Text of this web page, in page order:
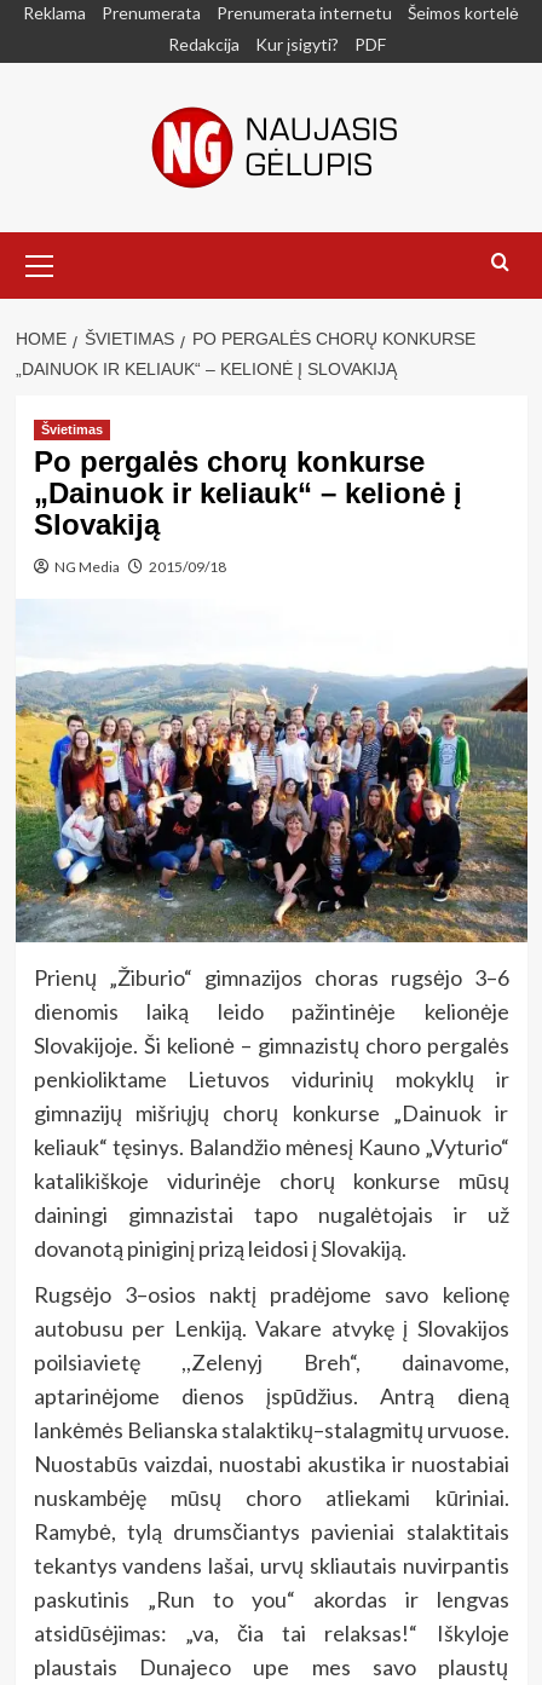
SkipReklama Prenumerata Prenumerata internetu
Šeimos kortelė
Redakcija
Kur įsigyti? PDF
Menu
HOME ŠVIETIMAS
PO PERGALĖS CHORŲ KONKURSE
„DAINUOK IR KELIAUK“ – KELIONĖ Į SLOVAKIJĄ
Švietimas
Po pergalės chorų konkurse
„Dainuok ir keliauk“ – kelionė į
Slovakiją
NG Media 2015/09/18
Prienų „Žiburio“ gimnazijos choras rugsėjo 3–6
dienomis laiką leido pažintinėje kelionėje
Slovakijoje. Ši kelionė – gimnazistų choro pergalės
penkioliktame Lietuvos vidurinių mokyklų ir
gimnazijų mišriųjų chorų konkurse „Dainuok ir
keliauk“ tęsinys. Balandžio mėnesį Kauno „Vyturio“
katalikiškoje vidurinėje chorų konkurse mūsų
dainingi gimnazistai tapo nugalėtojais ir už
dovanotą piniginį prizą leidosi į Slovakiją.
Rugsėjo 3–osios naktį pradėjome savo kelionę
autobusu per Lenkiją. Vakare atvykę į Slovakijos
poilsiavietę ,,Zelenyj Breh“, dainavome,
aptarinėjome dienos įspūdžius. Antrą dieną
lankėmės Belianska stalaktikų–stalagmitų urvuose.
Nuostabūs vaizdai, nuostabi akustika ir nuostabiai
nuskambėję mūsų choro atliekami kūriniai.
Ramybė, tylą drumsčiantys pavieniai stalaktitais
tekantys vandens lašai, urvų skliautais nuvirpantis
paskutinis „Run to you“ akordas ir lengvas
atsidūsėjimas: „va, čia tai relaksas!“ Iškyloje
plaustais Dunajeco upe mes savo plaustų